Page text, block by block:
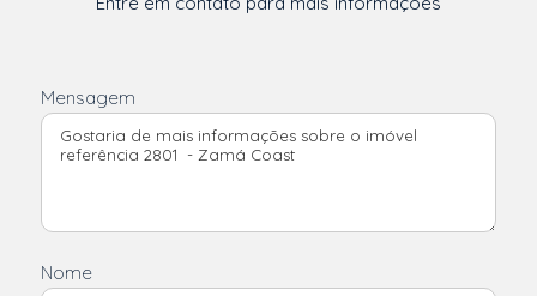
Mensagem
Nome